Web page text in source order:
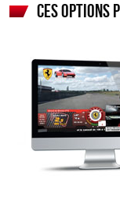
Ces options